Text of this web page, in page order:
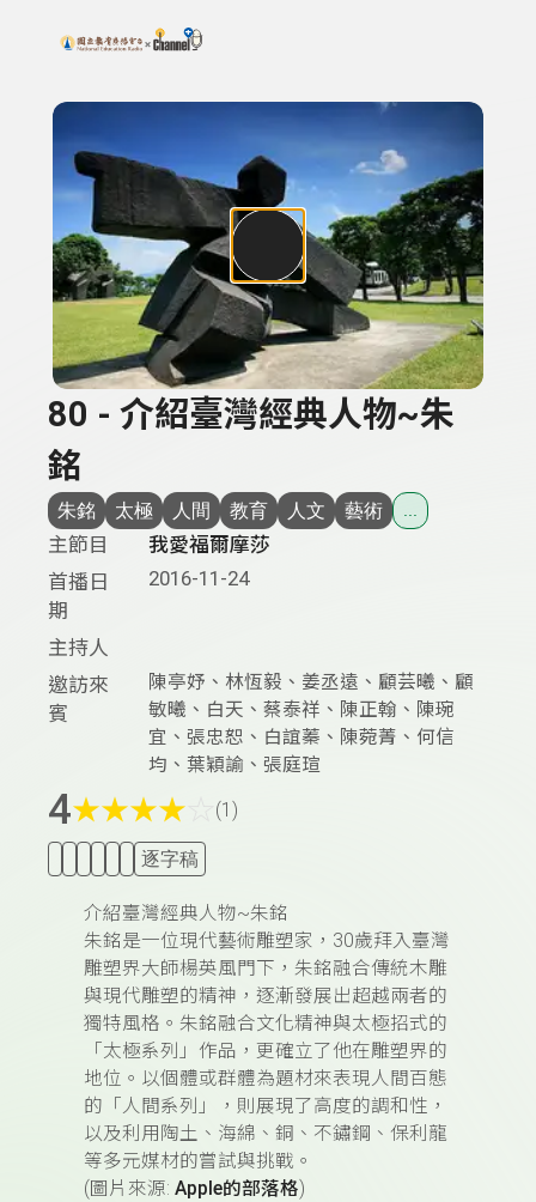
上方功能區塊
搜尋關鍵字：可輸入節目名稱、主持人或關鍵字
80 - 介紹臺灣經典人物~朱
銘
朱銘 太極 人間 教育 人文 藝術 ...
主節目
我愛福爾摩莎
首播日
期
2016-11-24
主持人
邀訪來
賓
陳亭妤、林恆毅、姜丞遠、顧芸曦、顧
敏曦、白天、蔡泰祥、陳正翰、陳琬
宜、張忠恕、白誼蓁、陳菀菁、何信
均、葉穎諭、張庭瑄
4★★★★ (1)
逐字稿
介紹臺灣經典人物~朱銘
朱銘是一位現代藝術雕塑家，30歲拜入臺灣
雕塑界大師楊英風門下，朱銘融合傳統木雕
與現代雕塑的精神，逐漸發展出超越兩者的
獨特風格。朱銘融合文化精神與太極招式的
「太極系列」作品，更確立了他在雕塑界的
地位。以個體或群體為題材來表現人間百態
的「人間系列」，則展現了高度的調和性，
以及利用陶土、海綿、銅、不鏽鋼、保利龍
等多元媒材的嘗試與挑戰。
(圖片來源: Apple的部落格)